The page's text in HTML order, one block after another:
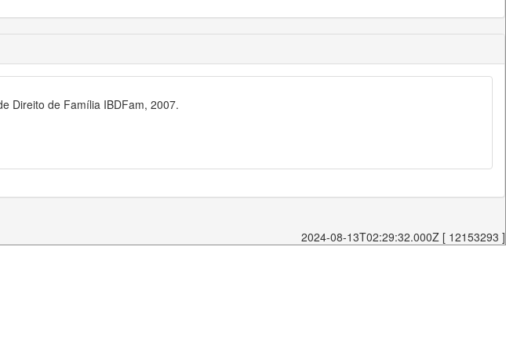
Direito de Família IBDFam, 2007.
2024-08-13T02:29:32.000Z [ 12153293 ]